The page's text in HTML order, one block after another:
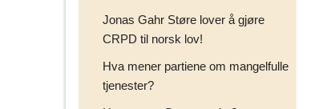
Jonas Gahr Støre lover å gjøre
CRPD til norsk lov!
Hva mener partiene om mangelfulle
tjenester?